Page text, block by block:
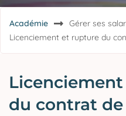
Académie
Gérer ses
Licenciement et rupture du
du contrat